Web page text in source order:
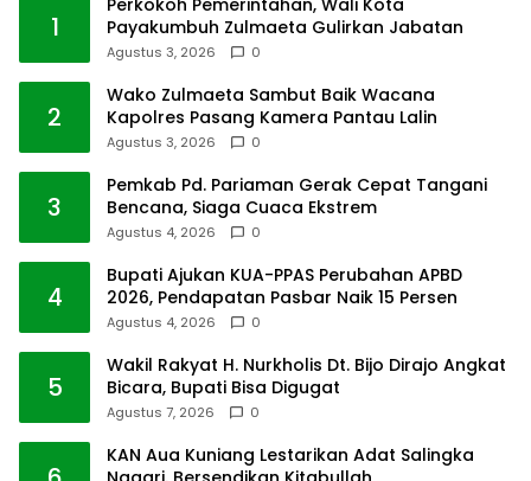
1
Payakumbuh Zulmaeta Gulirkan Jabatan
Agustus 3, 2026 0
2
Wako Zulmaeta Sambut Baik Wacana
Kapolres Pasang Kamera Pantau Lalin
Agustus 3, 2026 0
3
Pemkab Pd. Pariaman Gerak Cepat Tangani
Bencana, Siaga Cuaca Ekstrem
Agustus 4, 2026 0
4
Bupati Ajukan KUA-PPAS Perubahan APBD
2026, Pendapatan Pasbar Naik 15 Persen
Agustus 4, 2026 0
5
Wakil Rakyat H. Nurkholis Dt. Bijo Dirajo Angkat
Bicara, Bupati Bisa Digugat
Agustus 7, 2026 0
KAN Aua Kuniang Lestarikan Adat Salingka